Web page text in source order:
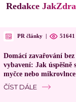
Redakce
PR články | 51641
Domácí zavařování
vybavení: Jak úspěšně
myčce nebo mikrovlnce
ČÍST DÁLE